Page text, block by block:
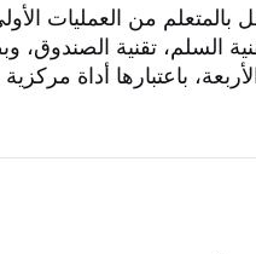
بالمتعلم من العمليات
السلم، تقنية الصندوق،
باعتبارها أداة